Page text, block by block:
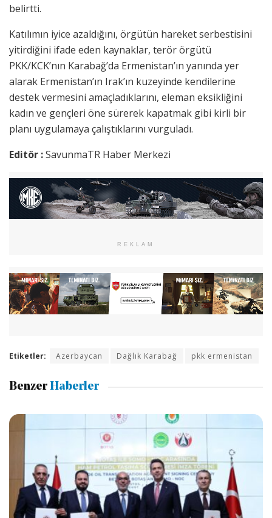
belirtti.
Katılımın iyice azaldığını, örgütün hareket serbestisini
yitirdiğini ifade eden kaynaklar, terör örgütü
PKK/KCK’nın Karabağ’da Ermenistan’ın yanında yer
alarak Ermenistan’ın Irak’ın kuzeyinde kendilerine
destek vermesini amaçladıklarını, eleman eksikliğini
kadın ve gençleri öne sürerek kapatmak gibi kirli bir
planı uygulamaya çalıştıklarını vurguladı.
Editör :SavunmaTR Haber Merkezi
REKLAM
Etiketler: Azerbaycan Dağlık Karabağ pkk ermenistan
Benzer Haberler